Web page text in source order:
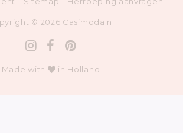
© 2026 Casimoda.nl
Made with in Holland